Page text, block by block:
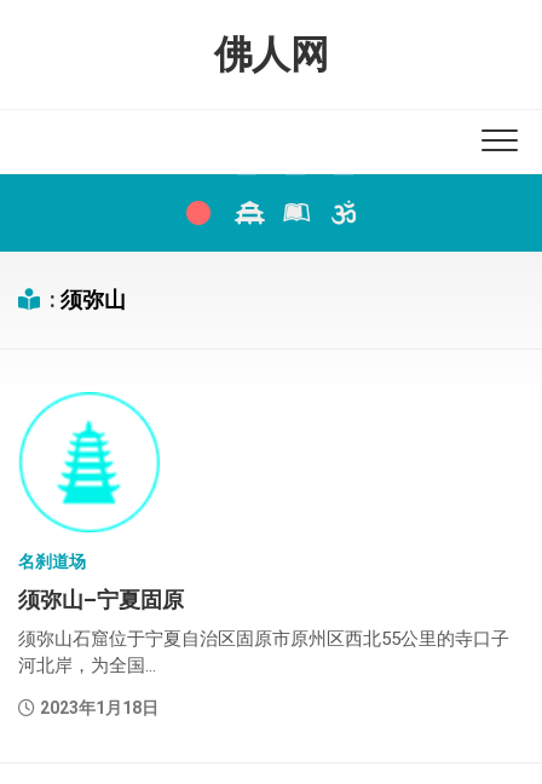
佛人网
: 须弥山
名刹道场
须弥山–宁夏固原
须弥山石窟位于宁夏自治区固原市原州区西北55公里的寺口子
河北岸，为全国...
2023年1月18日